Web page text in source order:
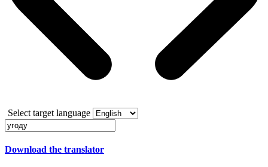
Select target language
Download the translator